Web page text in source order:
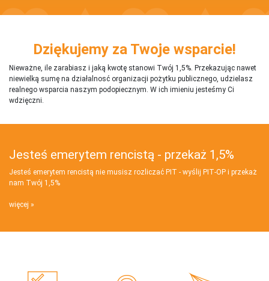
Dziękujemy za Twoje wsparcie!
Nieważne, ile zarabiasz i jaką kwotę stanowi Twój 1,5%. Przekazując nawet
niewielką sumę na działalnosć organizacji pożytku publicznego, udzielasz
realnego wsparcia naszym podopiecznym. W ich imieniu jesteśmy Ci
wdzięczni.
Jesteś emerytem rencistą - przekaż 1,5%
Jesteś emerytem rencistą nie musisz rozliczać PIT - wyślij PIT‑OP i przekaż
nam Twój 1,5%
więcej